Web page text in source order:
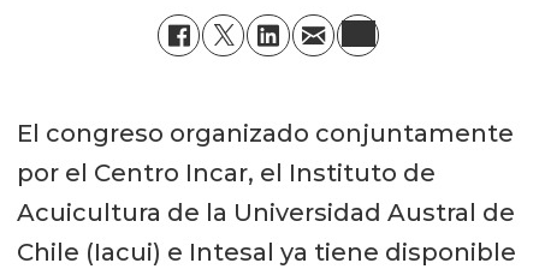
El congreso organizado conjuntamente
por el Centro Incar, el Instituto de
Acuicultura de la Universidad Austral de
Chile (Iacui) e Intesal ya tiene disponible